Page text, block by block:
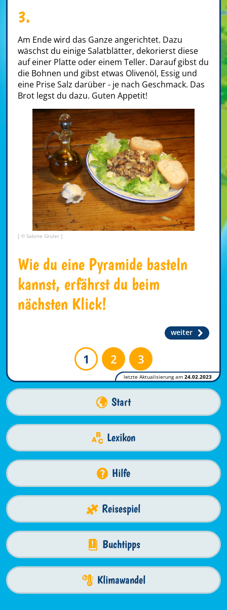
3.
Am Ende wird das Ganze angerichtet. Dazu
wäschst du einige Salatblätter, dekorierst diese
auf einer Platte oder einem Teller. Darauf gibst du
die Bohnen und gibst etwas Olivenöl, Essig und
eine Prise Salz darüber - je nach Geschmack. Das
Brot legst du dazu. Guten Appetit!
[ © Sabine Gruler ]
Wie du eine Pyramide basteln
kannst, erfährst du beim
nächsten Klick!
weiter
1 2 3
letzte Aktualisierung am 24.02.2023
Start
Lexikon
Hilfe
Reisespiel
Buchtipps
Klimawandel